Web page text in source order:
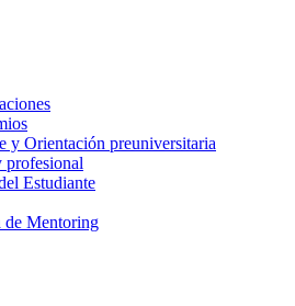
y Orientación preuniversitaria
profesional
Estudiante
Mentoring